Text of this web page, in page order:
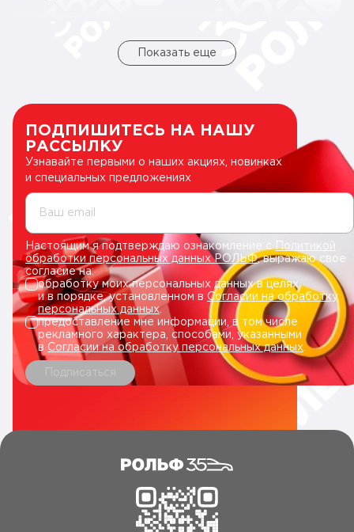
Показать еще
ПОДПИШИТЕСЬ НА НАШУ
РАССЫЛКУ
Узнавайте первыми о наших акциях, новинках
и специальных предложениях
Ваш email
Настоящим я подтверждаю ознакомление сПолитикой
обработки персональных данных РОЛЬФ, выражаю свое
согласие на:
обработку моих персональных данных в целях
и в порядке, установленном в Согласии на обработку
персональных данных.
предоставление мне информации, в том числе
рекламного характера, способами, указанными
в Согласии на обработку персональных данных
Подписаться